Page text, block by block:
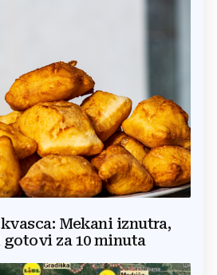
Mekani iznutra,
za 10 minuta